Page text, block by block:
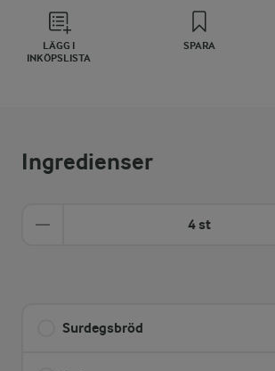
LÄGG I
INKÖPSLISTA
SPARA
Ingredienser
4 st
Surdegsbröd